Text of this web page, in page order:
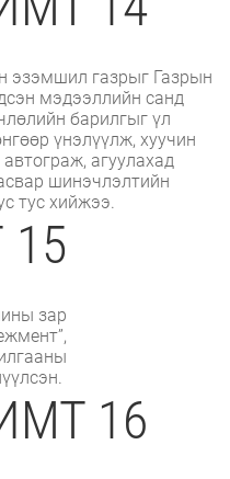
эзэмшил газрыг Газрын
мэдээллийн санд
барилгыг үл
үнэлүүлж, хуучин
агуулахад
шинэчлэлтийн
тус хийжээ.
зар
16